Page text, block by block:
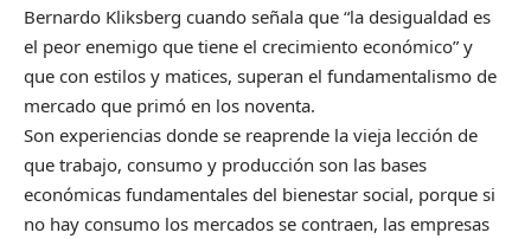
Bernardo Kliksberg cuando señala que “la desigualdad es
el peor enemigo que tiene el crecimiento económico” y
que con estilos y matices, superan el fundamentalismo de
mercado que primó en los noventa.
Son experiencias donde se reaprende la vieja lección de
que trabajo, consumo y producción son las bases
económicas fundamentales del bienestar social, porque si
no hay consumo los mercados se contraen, las empresas